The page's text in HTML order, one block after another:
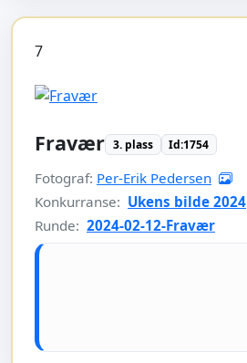
7
Fravær 3. plass Id:1754
Fotograf: Per-Erik Pedersen
Konkurranse: Ukens bilde 2024
Runde: 2024-02-12-Fravær